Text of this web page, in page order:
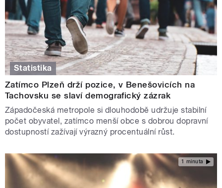
Statistika
Zatímco Plzeň drží pozice, v Benešovicích na
Tachovsku se slaví demografický zázrak
Západočeská metropole si dlouhodobě udržuje stabilní
počet obyvatel, zatímco menší obce s dobrou dopravní
dostupností zažívají výrazný procentuální růst.
1 minuta